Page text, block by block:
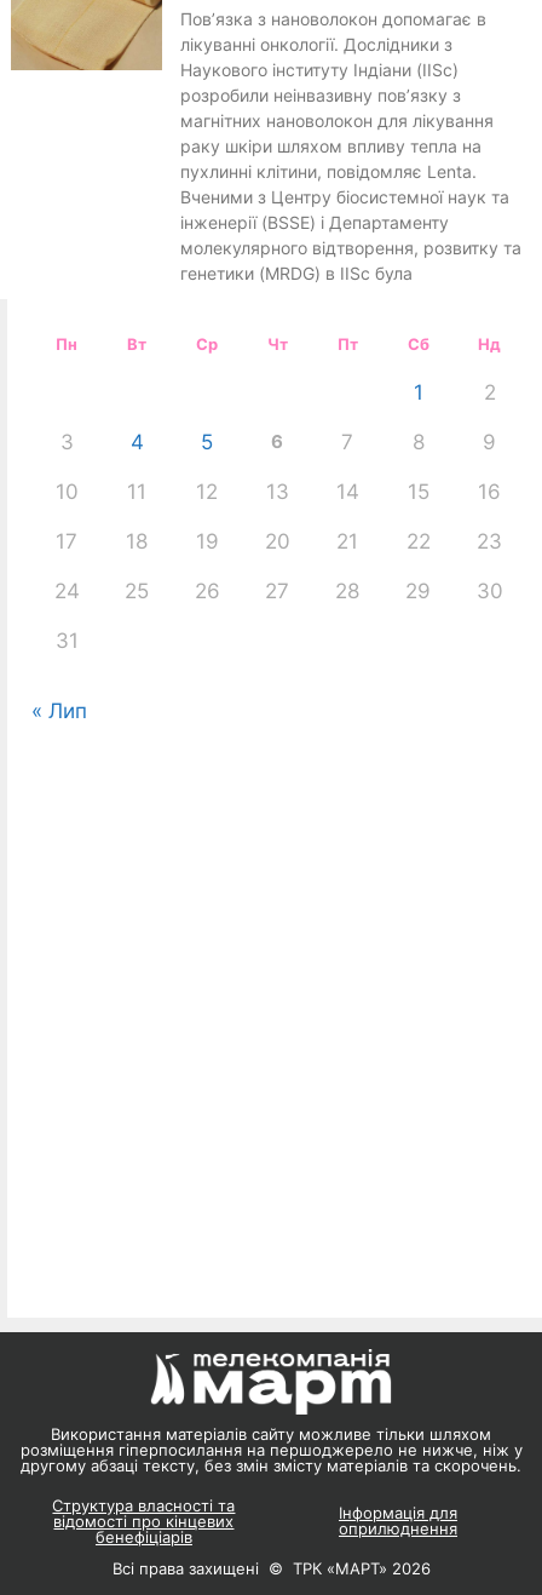
Пов’язка з нановолокон допомагає в
лікуванні онкології. Дослідники з
Наукового інституту Індіани (IISc)
розробили неінвазивну пов’язку з
магнітних нановолокон для лікування
раку шкіри шляхом впливу тепла на
пухлинні клітини, повідомляє Lenta.
Вченими з Центру біосистемної наук та
інженерії (BSSE) і Департаменту
молекулярного відтворення, розвитку та
генетики (MRDG) в IISc була
Пн Вт Ср Чт Пт Сб Нд
1 2
3 4 5 6 7 8 9
10 11 12 13 14 15 16
17 18 19 20 21 22 23
24 25 26 27 28 29 30
31
« Лип
Використання матеріалів сайту можливе тільки шляхом
розміщення гіперпосилання на першоджерело не нижче, ніж у
другому абзаці тексту, без змін змісту матеріалів та скорочень.
Структура власності та
відомості про кінцевих
бенефіціарів
Інформація для
оприлюднення
Всі права захищені © ТРК «МАРТ» 2026